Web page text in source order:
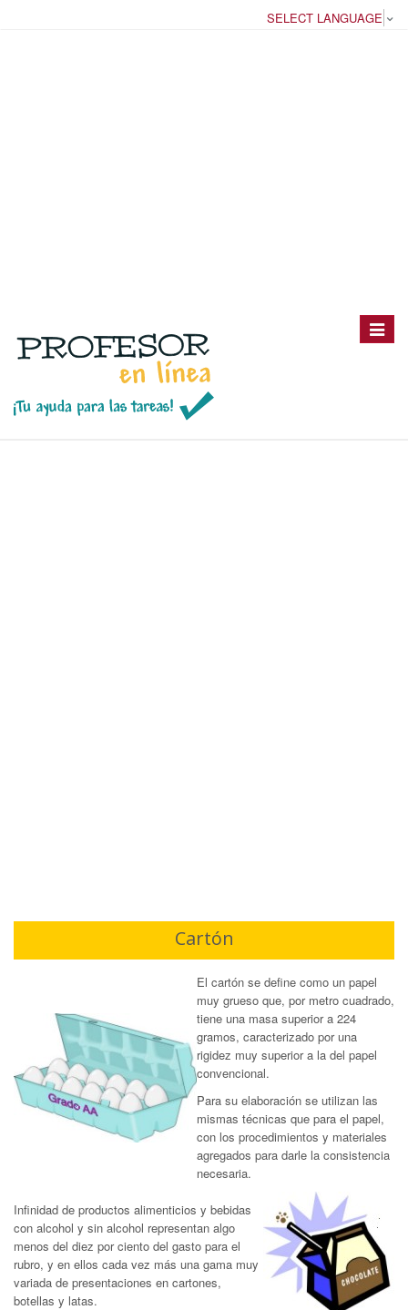
SELECT LANGUAGE
Toggle
Cartón
El cartón se define como un papel
muy grueso que, por metro cuadrado,
tiene una masa superior a 224
gramos, caracterizado por una
rigidez muy superior a la del papel
convencional.
Para su elaboración se utilizan las
mismas técnicas que para el papel,
con los procedimientos y materiales
agregados para darle la consistencia
necesaria.
Infinidad de productos alimenticios y bebidas
con alcohol y sin alcohol representan algo
menos del diez por ciento del gasto para el
rubro, y en ellos cada vez más una gama muy
variada de presentaciones en cartones,
botellas y latas.